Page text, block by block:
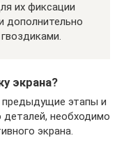
их фиксации
дополнительно
экрана?
предыдущие этапы и
необходимо
экрана.